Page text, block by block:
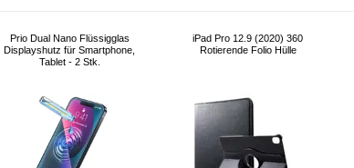
Prio Dual Nano Flüssigglas
Displayshutz für Smartphone,
Tablet - 2 Stk.
iPad Pro 12.9 (2020) 360
Rotierende Folio Hülle